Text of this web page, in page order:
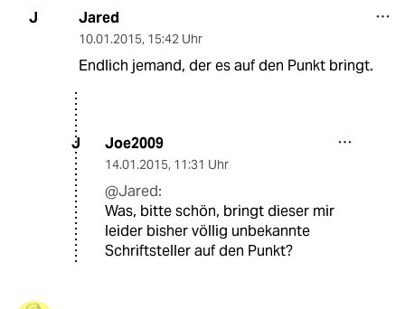
J Jared
10.01.2015, 15:42 Uhr
Endlich jemand, der es auf den Punkt bringt.
J Joe2009
14.01.2015, 11:31 Uhr
@Jared:
Was, bitte schön, bringt dieser mir
leider bisher völlig unbekannte
Schriftsteller auf den Punkt?